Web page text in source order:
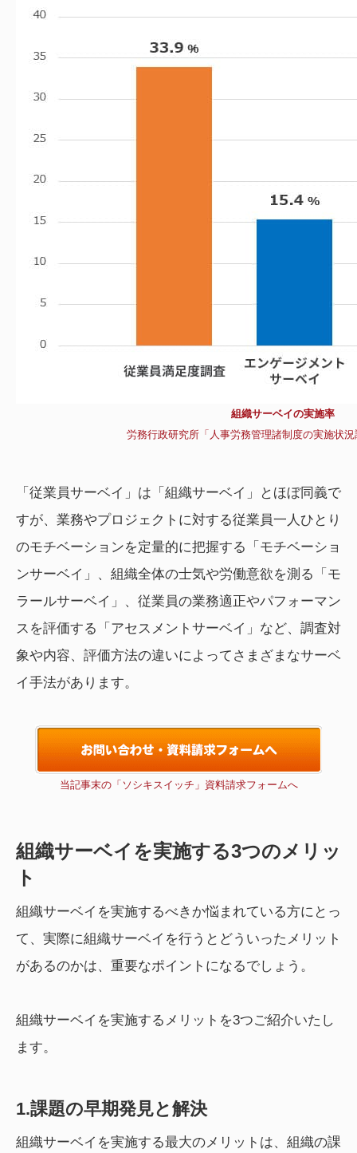
組織サーベイの実施率
労務行政研究所「人事労務管理諸制度の実施状
「従業員サーベイ」は「組織サーベイ」とほぼ同義で
すが、業務やプロジェクトに対する従業員一人ひとり
のモチベーションを定量的に把握する「モチベーショ
ンサーベイ」、組織全体の士気や労働意欲を測る「モ
ラールサーベイ」、従業員の業務適正やパフォーマン
スを評価する「アセスメントサーベイ」など、調査対
象や内容、評価方法の違いによってさまざまなサーベ
イ手法があります。
当記事末の「ソシキスイッチ」資料請求フォームへ
組織サーベイを実施する3つのメリッ
ト
組織サーベイを実施するべきか悩まれている方にとっ
て、実際に組織サーベイを行うとどういったメリット
があるのかは、重要なポイントになるでしょう。
組織サーベイを実施するメリットを3つご紹介いたし
ます。
1.課題の早期発見と解決
組織サーベイを実施する最大のメリットは、組織の課